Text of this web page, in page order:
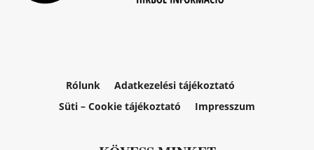
Rólunk
Adatkezelési tájékoztató
Süti – Cookie tájékoztató
Impresszum